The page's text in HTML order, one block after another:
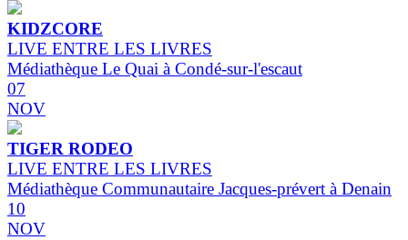
KIDZCORE
LIVE ENTRE LES LIVRES
Médiathèque Le Quai à Condé-sur-l'escaut
07
NOV
TIGER RODEO
LIVE ENTRE LES LIVRES
Médiathèque Communautaire Jacques-prévert à Denain
10
NOV